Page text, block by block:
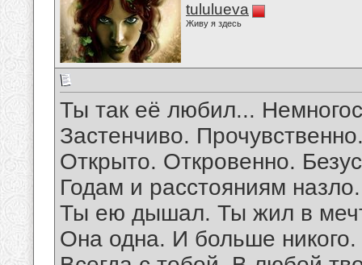
tululueva
Живу я здесь
Ты так её любил...
Застенчиво.
Открыто. Откровенно.
Годам и расстояниям назло.
Ты ею дышал. Ты жил в
Она одна. И больше никого.